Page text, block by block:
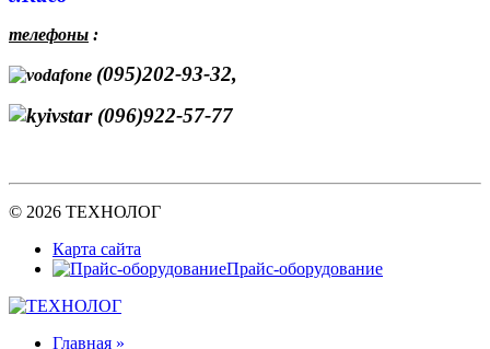
телефоны :
(095)202-93-32,
(096)922-57-77
© 2026 ТЕХНОЛОГ
Карта сайта
Прайс-оборудование
Главная »